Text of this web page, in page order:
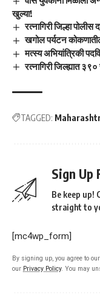
खुल्या!
रत्नागिरी जिल्हा
खगोल पर्यटन
मत्स्य अभियांत्रिकी
रत्नागिरी जिल्ह्यात
TAGGED:
Sign Up
Be keep up!
straight to
[mc4wp_form]
By signing up, you agree to our
our Privacy Policy. You may